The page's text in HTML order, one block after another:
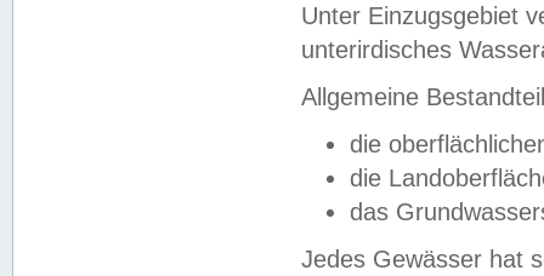
Unter Einzugsgebiet
unterirdisches
Allgemeine
die
die
das
Jedes Gewässer hat